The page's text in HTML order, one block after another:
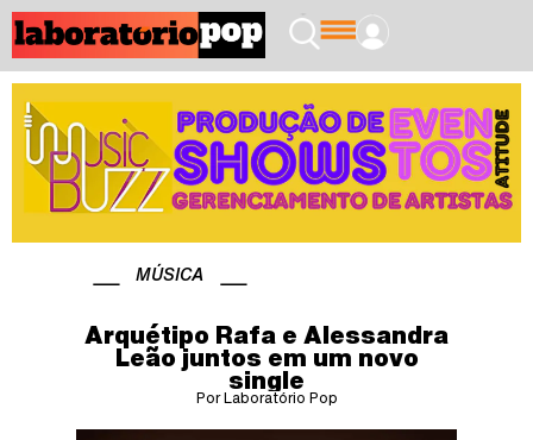
MÚSICA
Arquétipo Rafa e Alessandra
Leão juntos em um novo
single
Por Laboratório Pop